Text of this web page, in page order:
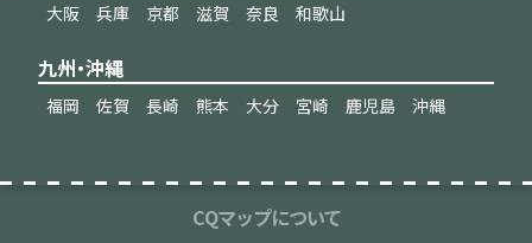
大阪 兵庫 京都 滋賀 奈良 和歌山
九州・沖縄
福岡 佐賀 長崎 熊本 大分 宮崎 鹿児島 沖縄
CQマップについて